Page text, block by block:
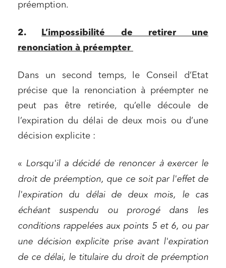
préemption.
2.
L’impossibilité de retirer une
renonciation à préempter
Dans un second temps, le Conseil d’Etat
précise que la renonciation à préempter ne
peut pas être retirée, qu’elle découle de
l’expiration du délai de deux mois ou d’une
décision explicite :
« Lorsqu'il a décidé de renoncer à exercer le
droit de préemption, que ce soit par l'effet de
l'expiration du délai de deux mois, le cas
échéant suspendu ou prorogé dans les
conditions rappelées aux points 5 et 6, ou par
une décision explicite prise avant l'expiration
de ce délai, le titulaire du droit de préemption
Relations commerciales et contrats
Associations et acteurs de l’économie sociale et
solidaire
Media et édition
Immobilier et habitat
Entreprises du numérique
Établissements financiers
Mobilité et transport
Règlement des litiges
Droit du numérique, données et conformité
Relations sociales et droit du travail
Services publics et collectivités
Commande publique
Projets immobiliers
Environnement